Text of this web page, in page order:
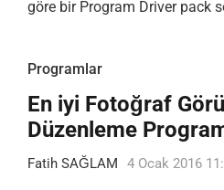
göre bir Program Driver pack
Programlar
En iyi Fotoğraf
Düzenleme
Fatih SAĞLAM 4 Ocak 2016